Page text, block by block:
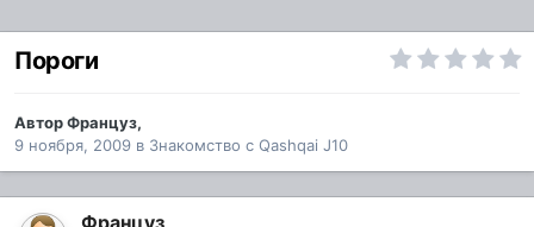
Пороги
АвторФранцуз,
9 ноября, 2009 в Знакомство с Qashqai J10